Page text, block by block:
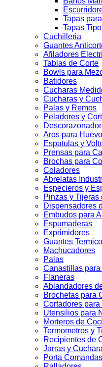
Tapas
Tapas
Cuchilleria
Guantes
Afiladores
Tablas de Corte
Bowls para
Batidores
Cucharas
Cucharas y
Palas y Remos
Peladores y
Aros para Huevo
Espatulas y
Prensas para
Brochas para
Coladores
Abrelatas
Especieros y
Pinzas y Tijeras
Dispensadores
Embudos para
Espumaderas
Exprimidores
Guantes
Machucadores
Palas
Canastillas para
Flaneras
Ablandadores
Brochetas para
Cortadores para
Utensilios para
Morteros de
Termometros y
Recipientes de
Jarras y
Porta Comandas